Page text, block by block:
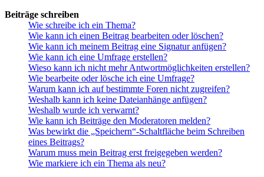
Beiträge schreiben
Wie schreibe ich ein Thema?
Wie kann ich einen Beitrag bearbeiten oder löschen?
Wie kann ich meinem Beitrag eine Signatur anfügen?
Wie kann ich eine Umfrage erstellen?
Wieso kann ich nicht mehr Antwortmöglichkeiten erstellen?
Wie bearbeite oder lösche ich eine Umfrage?
Warum kann ich auf bestimmte Foren nicht zugreifen?
Weshalb kann ich keine Dateianhänge anfügen?
Weshalb wurde ich verwarnt?
Wie kann ich Beiträge den Moderatoren melden?
Was bewirkt die „Speichern“-Schaltfläche beim Schreiben
eines Beitrags?
Warum muss mein Beitrag erst freigegeben werden?
Wie markiere ich ein Thema als neu?